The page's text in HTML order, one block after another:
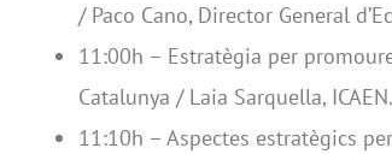
/ Paco Cano, Director General
11:00h – Estratègia per
Catalunya / Laia Sarquella, ICAEN.
11:10h – Aspectes estratègics